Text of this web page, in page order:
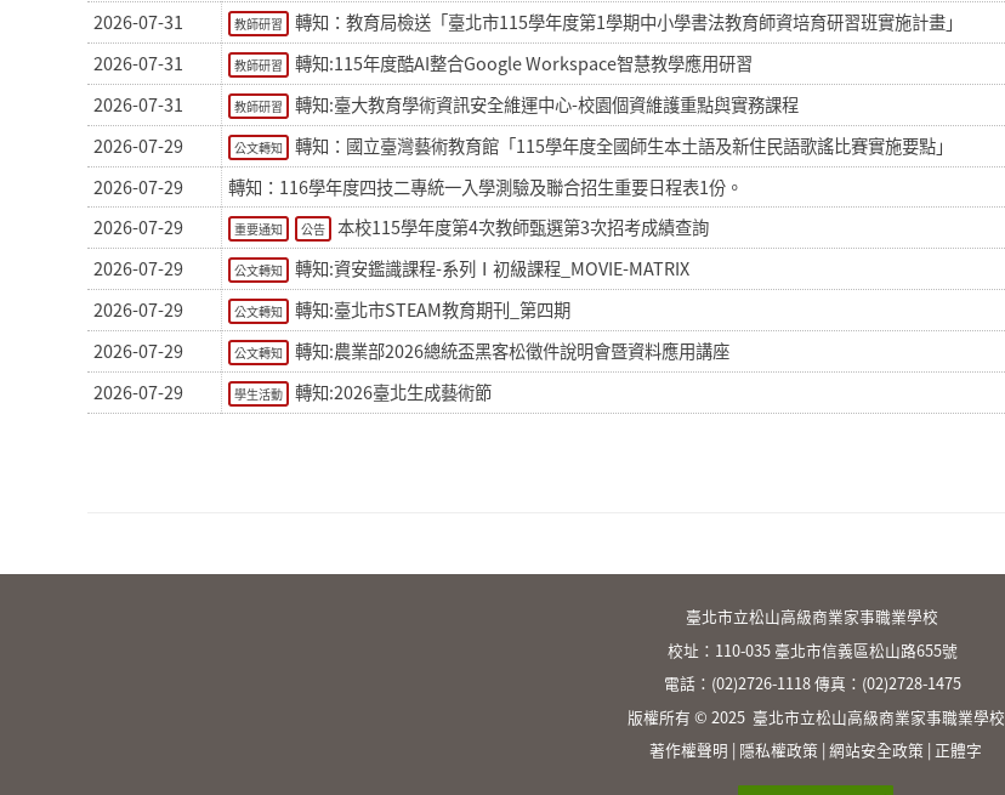
2026-07-31
教師研習
轉知：教育局檢送「臺北市115學年度第1學期中小學書法教育師資培育研習班實施計畫」
2026-07-31
教師研習
轉知:115年度酷AI整合Google Workspace智慧教學應用研習
2026-07-31
教師研習
轉知:臺大教育學術資訊安全維運中心-校園個資維護重點與實務課程
2026-07-29
公文轉知
轉知：國立臺灣藝術教育館「115學年度全國師生本土語及新住民語歌謠比賽實施要點」
2026-07-29
轉知：116學年度四技二專統一入學測驗及聯合招生重要日程表1份。
2026-07-29
重要通知 公告
本校115學年度第4次教師甄選第3次招考成績查詢
2026-07-29
公文轉知
轉知:資安鑑識課程-系列Ⅰ初級課程_MOVIE-MATRIX
2026-07-29
公文轉知
轉知:臺北市STEAM教育期刊_第四期
2026-07-29
公文轉知
轉知:農業部2026總統盃黑客松徵件說明會暨資料應用講座
2026-07-29
學生活動 轉知:2026臺北生成藝術節
臺北市立松山高級商業家事職業學校
校址：110-035 臺北市信義區松山路655號
電話：(02)2726-1118 傳真：(02)2728-1475
版權所有 © 2025 臺北市立松山高級商業家事職業學校
著作權聲明 | 隱私權政策 | 網站安全政策 | 正體字